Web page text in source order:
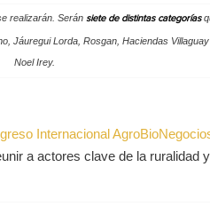
realizarán. Seránsiete de distintas categorías
Jáuregui Lorda, Rosgan, Haciendas
Noel Irey.
Internacional
a actores clave de la ruralidad